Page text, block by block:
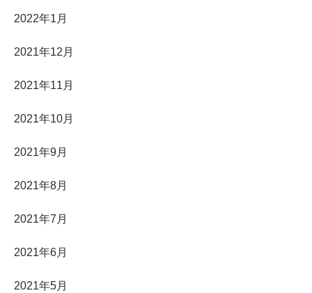
2022年1月
2021年12月
2021年11月
2021年10月
2021年9月
2021年8月
2021年7月
2021年6月
2021年5月